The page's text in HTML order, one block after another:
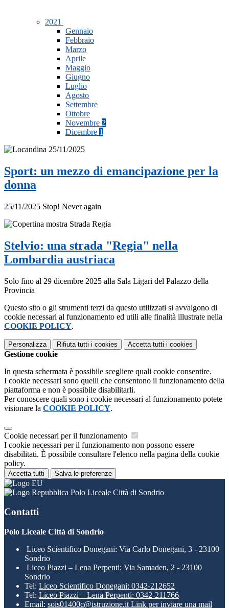
2021
Gennaio
Febbraio
Marzo
Aprile
Maggio
Giugno
Luglio
Agosto
Settembre
Ottobre
Novembre 2
Dicembre 1
Sport: un mezzo di emancipazione per la
donna
25/11/2025 Stop! Never again
Stelvio: una strada "Regia" nella
Lombardia austriaca
Solo fino al 29 dicembre 2025 alla Sala Ligari del Palazzo della
Provincia
Questo sito o gli strumenti terzi da questo utilizzati si avvalgono di
cookie necessari al funzionamento ed utili alle finalità illustrate nella
COOKIE POLICY.
Personalizza Rifiuta tutti i cookies Accetta tutti i cookies
Gestione cookie
In questa schermata è possibile scegliere quali cookie consentire.
I cookie necessari sono quelli che consentono il funzionamento della
piattaforma e non è possibile disabilitarli.
Per conoscere quali sono i cookie necessari al funzionamento potete
visionare la COOKIE POLICY.
Cookie necessari per il funzionamento
I cookie necessari per il funzionamento non possono essere
disabilitati. È possibile consultare l'elenco nella pagina della cookie
policy.
Accetta tutti Salva le preferenze
Polo Liceale Città di Sondrio
Contatti
Polo Liceale Città di Sondrio
Liceo Scientifico Donegani: Via Carlo Donegani, 3 - 23100
Sondrio
Liceo Piazzi – Lena Perpenti: Via Samaden, 2 - 23100
Sondrio
Tel: Liceo Scientifico Donegani: 0342-212652
Tel: Liceo Piazzi – Lena Perpenti: 0342-211766
Email: sois01400c@istruzione.it Link per inviare una mail